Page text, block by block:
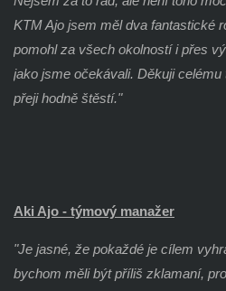
KTM Ajo jsem měl dva fantastické
pomohl za všech okolností i přes
jako jsme očekávali. Děkuji celému
přeji hodně štěstí."
Aki Ajo - týmový manažer
"Je jasné, že pokaždé je cílem
bychom měli být příliš zklamaní,